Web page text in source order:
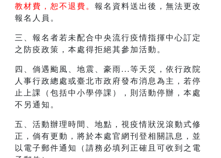
教材費，恕不退費。 報名資料送出後，無法更改
報名人員。
三、報名者若未配合中央流行疫情指揮中心訂定
之防疫政策，本處得拒絕其參加活動。
四、倘遇颱風、地震、豪雨...等天災，依行政院
人事行政總處或臺北市政府發布消息為主，若停
止上課（包括中小學停課），則活動停辦，本處
不另通知。
五、活動辦理時間、地點，視疫情狀況滾動式修
正，倘有更動，將於本處官網刊登相關訊息，並
以電子郵件通知（請務必填列正確且可收到之電